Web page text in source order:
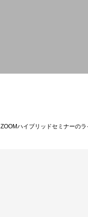
ZOOMハイブリッドセミナーの